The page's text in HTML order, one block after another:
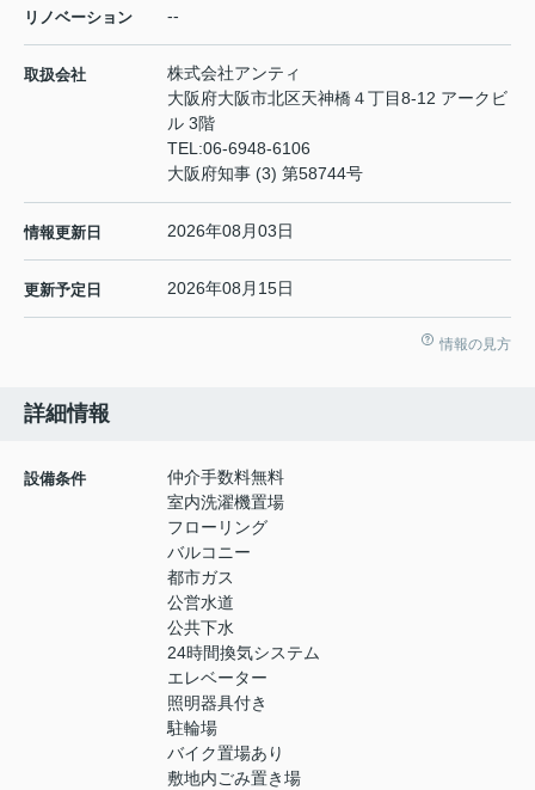
リノベーション --
取扱会社
株式会社アンティ
大阪府大阪市北区天神橋４丁目8-12 アークビ
ル 3階
TEL:06-6948-6106
大阪府知事 (3) 第58744号
情報更新日 2026年08月03日
更新予定日 2026年08月15日
情報の見方
詳細情報
設備条件
仲介手数料無料
室内洗濯機置場
フローリング
バルコニー
都市ガス
公営水道
公共下水
24時間換気システム
エレベーター
照明器具付き
駐輪場
バイク置場あり
敷地内ごみ置き場